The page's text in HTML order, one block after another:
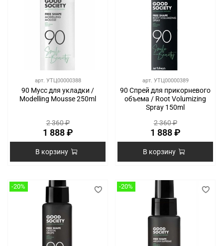
арт. УТЦ00000388
90 Мусс для укладки /
Modelling Mousse 250ml
2 360 ₽
1 888 ₽
В корзину
арт. УТЦ00000389
90 Спрей для прикорневого
объема / Root Volumizing
Spray 150ml
2 360 ₽
1 888 ₽
В корзину
-20% -20%